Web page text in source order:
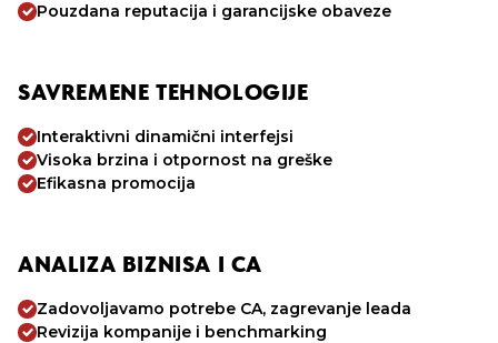
Pouzdana reputacija i garancijske obaveze
SAVREMENE TEHNOLOGIJE
Interaktivni dinamični interfejsi
Visoka brzina i otpornost na greške
Efikasna promocija
ANALIZA BIZNISA I CA
Zadovoljavamo potrebe CA, zagrevanje leada
Revizija kompanije i benchmarking